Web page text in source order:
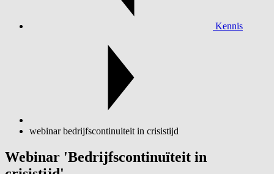
Kennis
webinar bedrijfscontinuiteit in crisistijd
Webinar 'Bedrijfscontinuïteit in